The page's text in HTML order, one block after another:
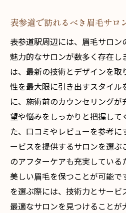
表参道で訪れるべき眉毛サロ
表参道駅周辺には、眉毛サロン
魅力的なサロンが数多く存在し
は、最新の技術とデザインを
性を最大限に引き出すスタイル
に、施術前のカウンセリング
望や悩みをしっかりと把握して
た、口コミやレビューを参考
ービスを提供するサロンを選ぶ
のアフターケアも充実している
美しい眉毛を保つことが可能で
を選ぶ際には、技術力とサー
最適なサロンを見つけることが